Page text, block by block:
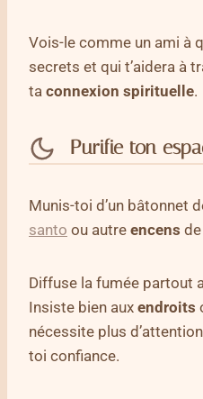
Vois-le comme un ami à
secrets et qui t’aidera à
ta connexion spirituelle.
Purifie ton
Munis-toi d’un bâtonnet
santo ou autre encens
Diffuse la fumée partout
Insiste bien aux endroits
nécessite plus
toi confiance.